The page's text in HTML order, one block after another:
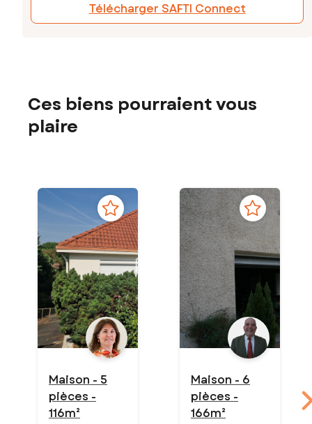
Télécharger SAFTI Connect
Ces biens pourraient vous
plaire
Maison - 5
pièces -
116m²
Maison - 6
pièces -
166m²